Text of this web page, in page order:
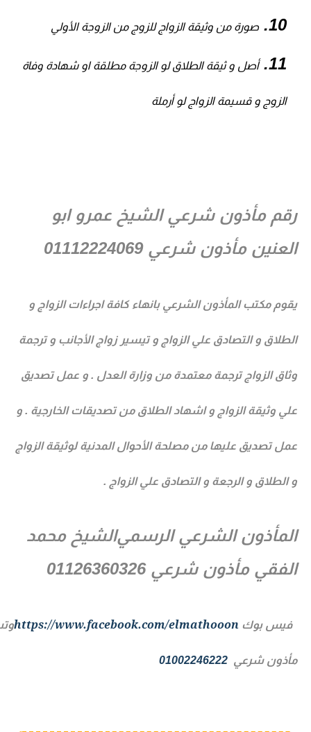
صورة من وثيقة الزواج للزوج من الزوجة الأولي
أصل و ثيقة الطلاق لو الزوجة مطلقة او شهادة وفاة
الزوج و قسيمة الزواج لو أرملة
مأذون شرعي الشيخ عمرو ابو
مأذون شرعي 01112224069
مكتب المأذون الشرعي بانهاء كافة اجراءات الزواج و
و التصادق علي الزواج و تيسير زواج الأجانب و ترجمة
الزواج ترجمة معتمدة من وزارة العدل . و عمل تصديق
وثيقة الزواج و اشهاد الطلاق من تصديقات الخارجية . و
تصديق عليها من مصلحة الأحوال المدنية لوثيقة الزواج
و الرجعة و التصادق علي الزواج .
الشرعي الرسميالشيخ محمد
مأذون شرعي 01126360326
بوكhttps://www.facebook.com/elmathooonوتساب
شرعي01002246222